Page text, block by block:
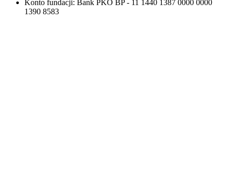
Konto fundacji: Bank PKO BP - 11 1440 1387 0000 0000
1390 8583